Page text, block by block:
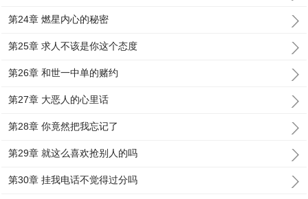
第24章 燃星内心的秘密
第25章 求人不该是你这个态度
第26章 和世一中单的赌约
第27章 大恶人的心里话
第28章 你竟然把我忘记了
第29章 就这么喜欢抢别人的吗
第30章 挂我电话不觉得过分吗